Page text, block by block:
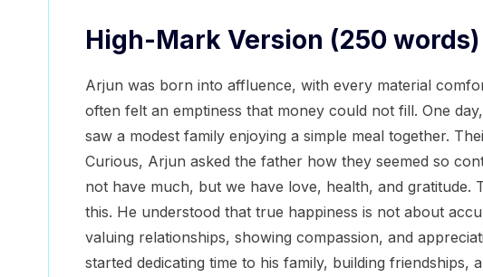
High-Mark Version (250 words)
Arjun was born into affluence, with every material
often felt an emptiness that money could not fill. One
saw a modest family enjoying a simple meal together.
Curious, Arjun asked the father how they seemed so
not have much, but we have love, health, and gratitude.
this. He understood that true happiness is not about
valuing relationships, showing compassion, and
started dedicating time to his family, building friendships,